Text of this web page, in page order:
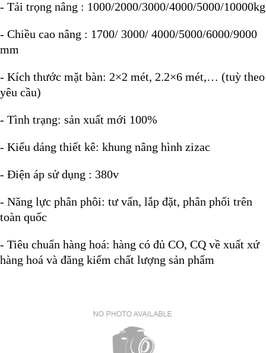
- Tải trọng nâng : 1000/2000/3000/4000/5000/10000kg
- Chiều cao nâng : 1700/ 3000/ 4000/5000/6000/9000
mm
- Kích thước mặt bàn: 2×2 mét, 2.2×6 mét,… (tuỳ theo
yêu cầu)
- Tình trạng: sản xuất mới 100%
- Kiểu dáng thiết kê: khung nâng hình zizac
- Điện áp sử dụng : 380v
- Năng lực phân phôi: tư vấn, lắp đặt, phân phối trên
toàn quốc
- Tiêu chuẩn hàng hoá: hàng có đủ CO, CQ về xuất xứ
hàng hoá và đăng kiểm chất lượng sản phẩm